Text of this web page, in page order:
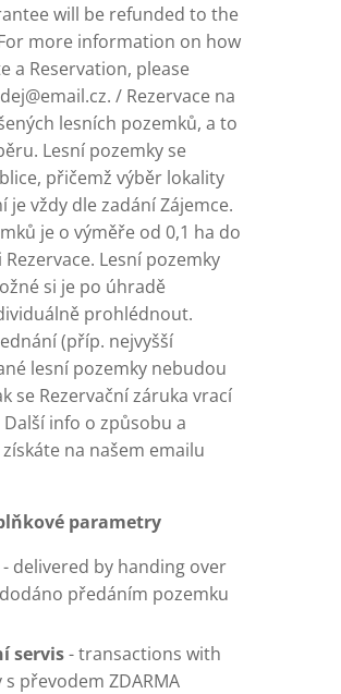
will be refunded to the
more information on how
a Reservation, please
/ Rezervace na
lesních pozemků, a to
Lesní pozemky se
přičemž výběr lokality
vždy dle zadání Zájemce.
je o výměře od 0,1 ha do
Lesní pozemky
si je po úhradě
prohlédnout.
(příp. nejvyšší
lesní pozemky nebudou
se Rezervační záruka vrací
info o způsobu a
na našem emailu
parametry
- delivered by handing over
předáním pozemku
servis- transactions with
převodem ZDARMA